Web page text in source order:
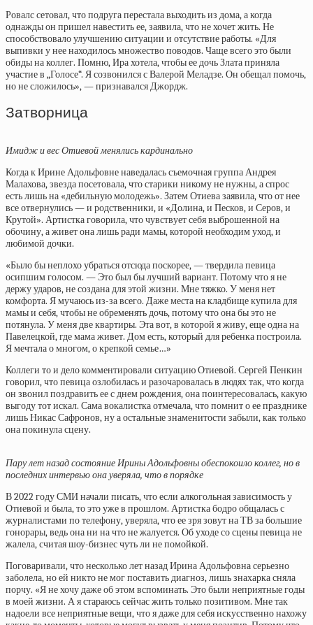
Ровалс сетовал, что подруга перестала выходить из дома, а когда
однажды он пришел навестить ее, заявила, что не хочет жить. Не
способствовало улучшению ситуации и отсутствие работы. «Для
выпивки у нее находилось множество поводов. Чаще всего это были
обиды на коллег. Помню, Ира хотела, чтобы ее дочь Злата приняла
участие в „Голосе“. Я созвонился с Валерой Меладзе. Он обещал помочь,
но не сложилось», — признавался Джордж.
Затворница
Имидж и вес Отиевой менялись кардинально
Когда к Ирине Адольфовне наведалась съемочная группа Андрея
Малахова, звезда посетовала, что старики никому не нужны, а спрос
есть лишь на «дебильную молодежь». Затем Отиева заявила, что от нее
все отвернулись — и родственники, и «Долина, и Песков, и Серов, и
Крутой». Артистка говорила, что чувствует себя выброшенной на
обочину, а живет она лишь ради мамы, которой необходим уход, и
любимой дочки.
«Было бы неплохо убраться отсюда поскорее, — твердила певица
осипшим голосом. — Это был бы лучший вариант. Потому что я не
держу ударов, не создана для этой жизни. Мне тяжко. У меня нет
комфорта. Я мучаюсь из-за всего. Даже места на кладбище купила для
мамы и себя, чтобы не обременять дочь, потому что она бы это не
потянула. У меня две квартиры. Эта вот, в которой я живу, еще одна на
Павелецкой, где мама живет. Дом есть, который для ребенка построила.
Я мечтала о многом, о крепкой семье…»
Коллеги то и дело комментировали ситуацию Отиевой. Сергей Пенкин
говорил, что певица озлобилась и разочаровалась в людях так, что когда
он звонил поздравить ее с днем рождения, она поинтересовалась, какую
выгоду тот искал. Сама вокалистка отмечала, что помнит о ее празднике
лишь Никас Сафронов, ну а остальные знаменитости забыли, как только
она покинула сцену.
Пару лет назад состояние Ирины Адольфовны обеспокоило коллег, но в
последних интервью она уверяла, что в порядке
В 2022 году СМИ начали писать, что если алкогольная зависимость у
Отиевой и была, то это уже в прошлом. Артистка бодро общалась с
журналистами по телефону, уверяла, что ее зря зовут на ТВ за большие
гонорары, ведь она ни на что не жалуется. Об уходе со сцены певица не
жалела, считая шоу-бизнес чуть ли не помойкой.
Поговаривали, что несколько лет назад Ирина Адольфовна серьезно
заболела, но ей никто не мог поставить диагноз, лишь знахарка сняла
порчу. «Я не хочу даже об этом вспоминать. Это были неприятные годы
в моей жизни. А я стараюсь сейчас жить только позитивом. Мне так
надоели все неприятные вещи, что я даже для себя искусственно нахожу